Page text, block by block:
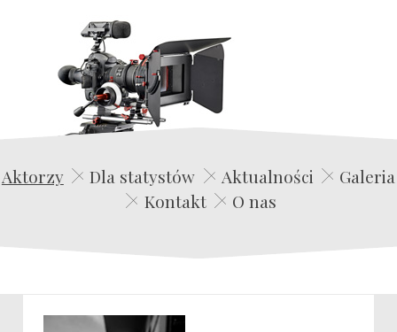
Edwin Film Agencja Aktorska
Aktorzy Dla statystów Aktualności
Galeria
Kontakt
O nas